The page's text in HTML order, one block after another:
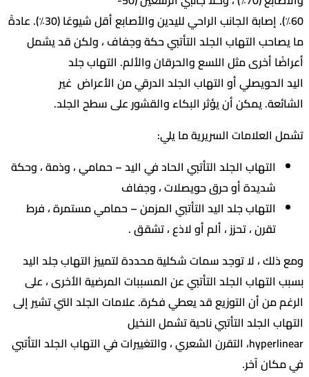
60٪). إصابة الجانب الراحي لليدين والأصابع أقل شيوعًا (30٪). عادةً
التهاب الجلد التأتبي حكة وجفاف ، ولكن قد يشمل
أخرى مثل اللسع والحرقان والألم. التهاب جلد
أو التهاب الجلد الدرقي من الأعراض غير
يمكن أن يؤثر البكاء والقشور على سطح الجلد.
السريرية ما يلي:
التهاب الجلد التأتبي الحاد في اليد – حمامي ، وذمة ، وحكة
شديدة أو حرق حويصلات ، وجفاف
التهاب جلد اليد التأتبي المزمن – حمامي مستمرة ، فرط
تقرن ، تحزز ، ألم أو لاذع ، تشقق .
، لا توجد سمات شكلية محددة لتمييز التهاب جلد اليد
الجلد التأتبي عن المسببات المرضية الأخرى ، على
أن التوزيع قد يعطي فكرة. علامات الجلد التي تشير إلى
الجلد التأتبي ناحية تشمل النخيل
hyperlinear، التقرن الشعري ، والتغييرات في التهاب الجلد التأتبي
آخر.